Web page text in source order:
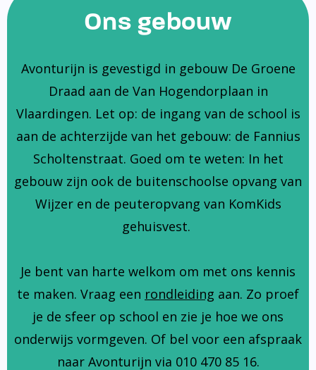
Ons gebouw
Avonturijn is gevestigd in gebouw De Groene
Draad aan de Van Hogendorplaan in
Vlaardingen. Let op: de ingang van de school is
aan de achterzijde van het gebouw: de Fannius
Scholtenstraat. Goed om te weten: In het
gebouw zijn ook de buitenschoolse opvang van
Wijzer en de peuteropvang van KomKids
gehuisvest.
Je bent van harte welkom om met ons kennis
te maken. Vraag een rondleiding aan. Zo proef
je de sfeer op school en zie je hoe we ons
onderwijs vormgeven. Of bel voor een afspraak
naar Avonturijn via 010 470 85 16.